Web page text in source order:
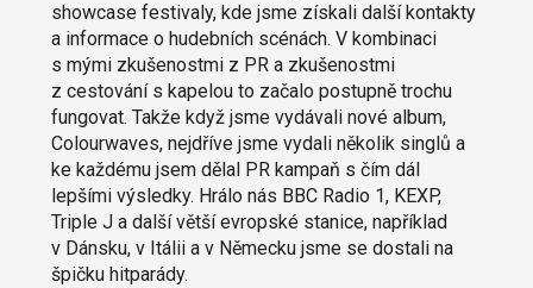
showcase festivaly, kde jsme získali další kontakty
a informace o hudebních scénách. V kombinaci
s mými zkušenostmi z PR a zkušenostmi
z cestování s kapelou to začalo postupně trochu
fungovat. Takže když jsme vydávali nové album,
Colourwaves, nejdříve jsme vydali několik singlů a
ke každému jsem dělal PR kampaň s čím dál
lepšími výsledky. Hrálo nás BBC Radio 1, KEXP,
Triple J a další větší evropské stanice, například
v Dánsku, v Itálii a v Německu jsme se dostali na
špičku hitparády.